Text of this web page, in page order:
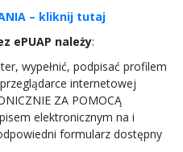
– kliknij tutaj
ePUAP należy:
wypełnić, podpisać profilem
internetowej
ZA POMOCĄ
elektronicznym na i
formularz dostępny